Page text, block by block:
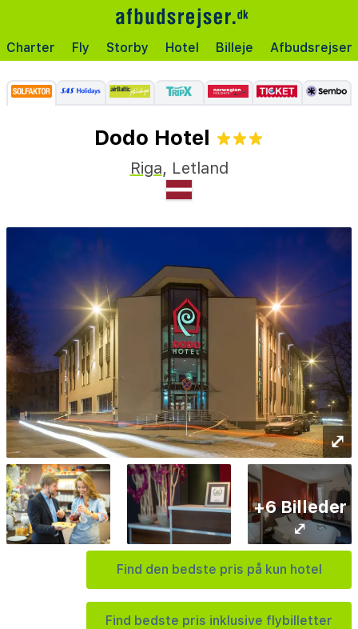
Charter Fly Storby Hotel Billeje Afbudsrejser
Dodo Hotel
Riga, Letland
⤢
Find den bedste pris på kun hotel
Find bedste pris inklusive flybilletter
+6 Billeder
⤢